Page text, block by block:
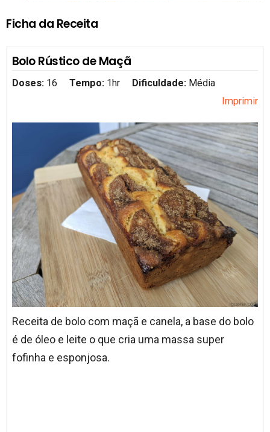
Ficha da Receita
Bolo Rústico de Maçã
Doses: 16 Tempo: 1hr Dificuldade: Média
Imprimir
Receita de bolo com maçã e canela, a base do bolo
é de óleo e leite o que cria uma massa super
fofinha e esponjosa.